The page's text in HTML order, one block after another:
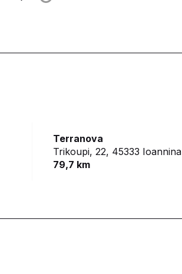
Terranova
Trikoupi, 22, 45333 Ioannina
79,7 km